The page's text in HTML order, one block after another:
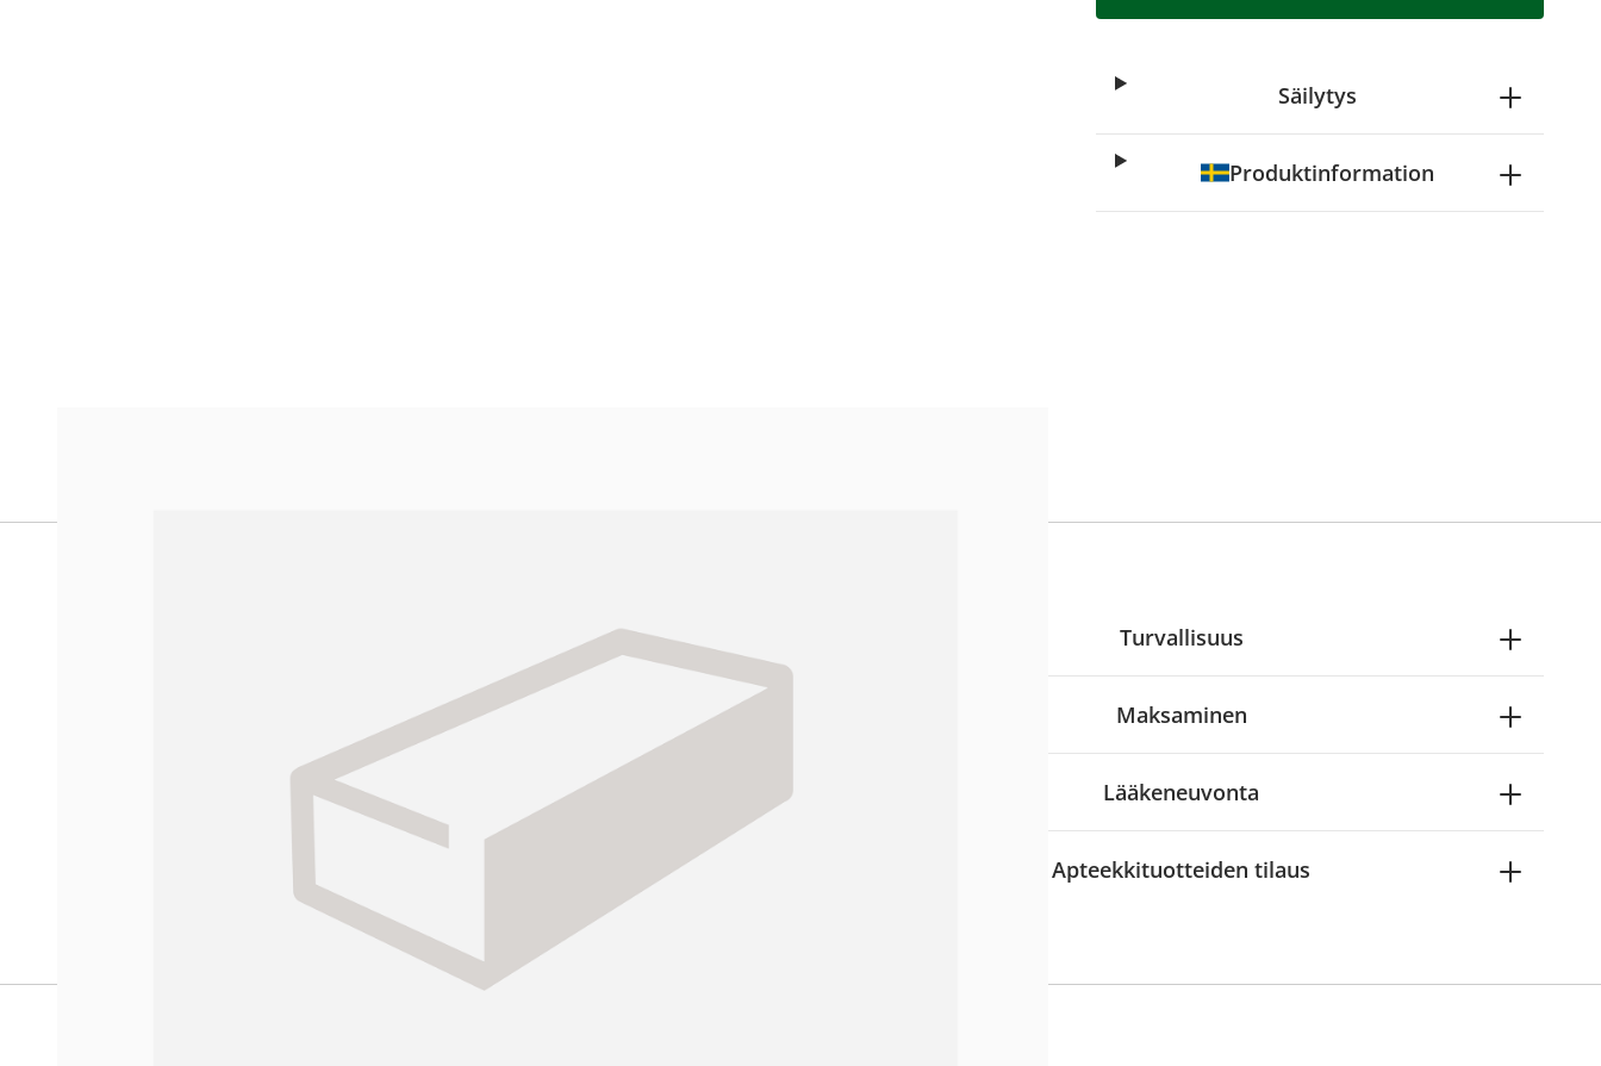
Säilytys
Produktinformation
Reseptilääkkeiden tilaaminen edellyttää voimassa olevaa reseptiä, ja voit
-palvelusta. Tilausta varten sinun pitää ensin
tunnistautua. Apteekki käsittelee tilauksesi, jonka jälkeen voit maksaa ostoksesi.
Turvallisuus
Maksaminen
Lääkeneuvonta
Apteekkituotteiden tilaus